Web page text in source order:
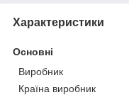
Характеристики
Основні
Виробник
Країна виробник